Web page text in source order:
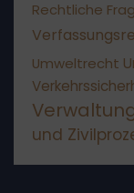
Rechtliche
Umweltrecht
und